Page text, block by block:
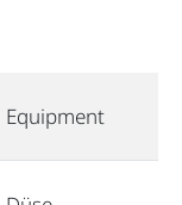
Equipment